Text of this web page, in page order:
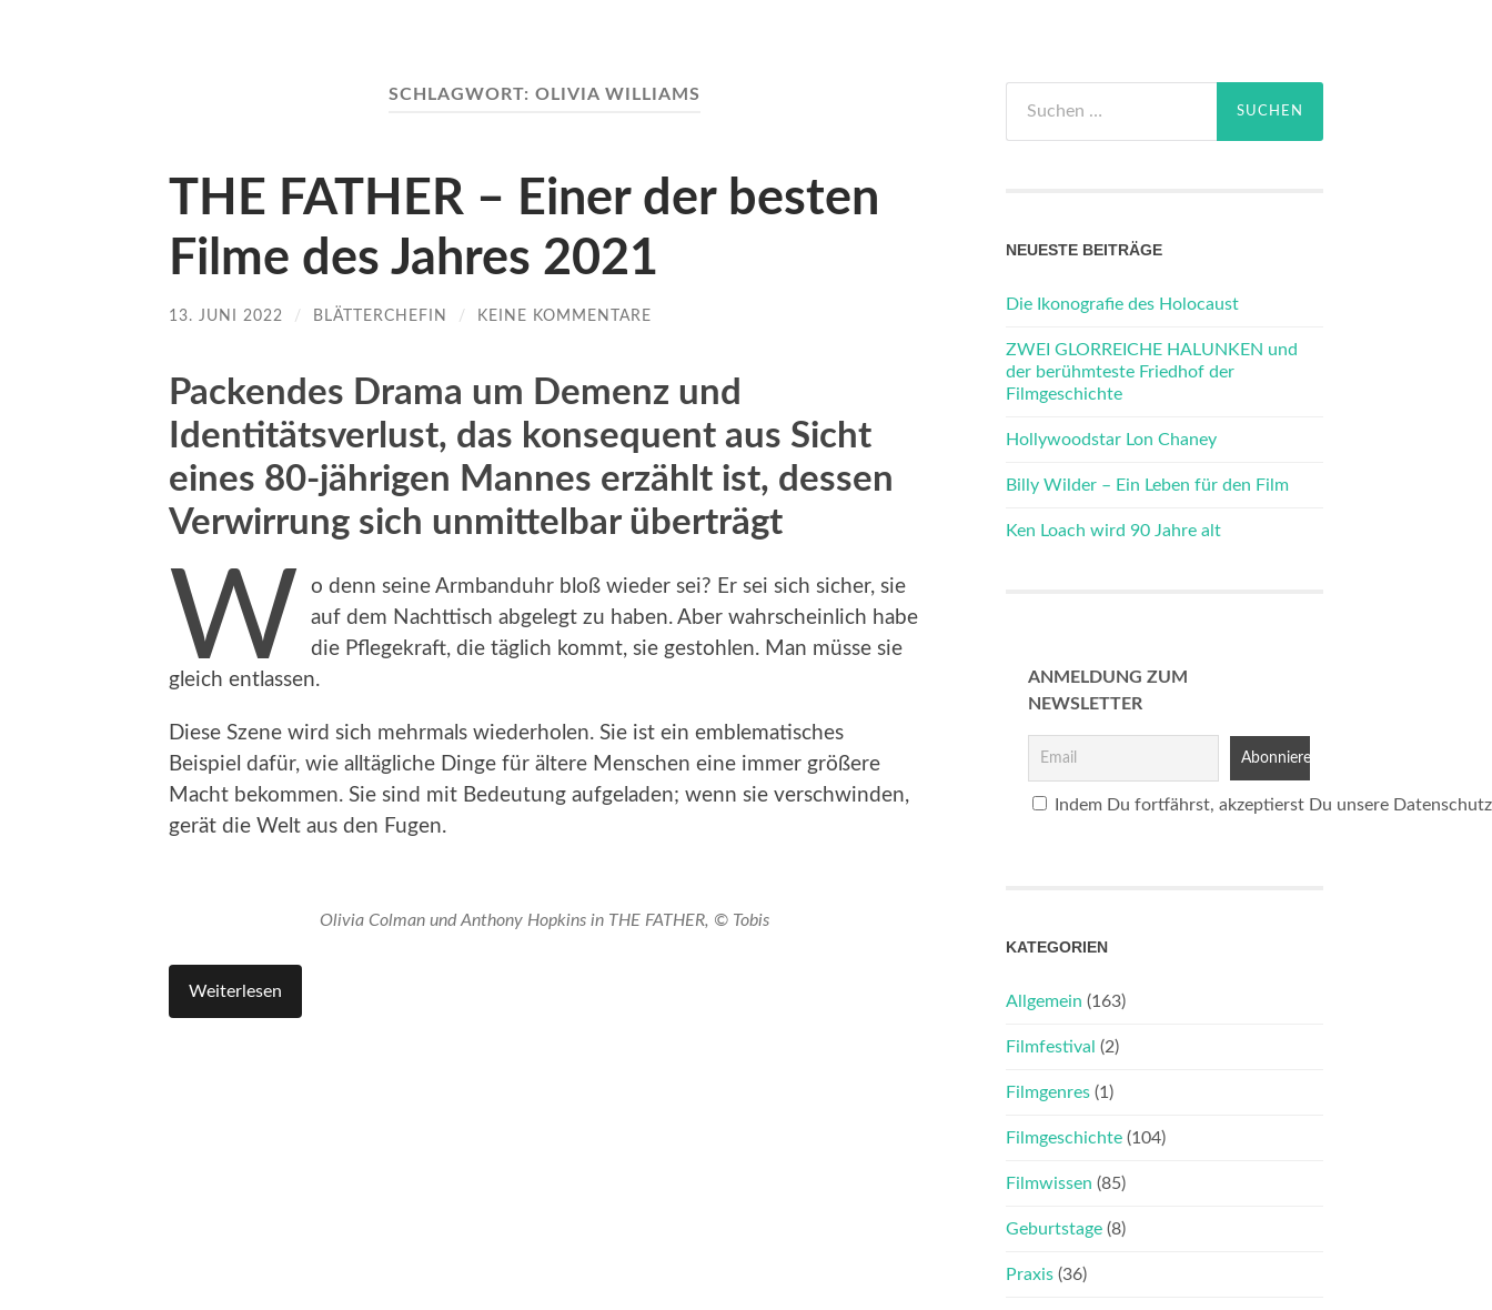
SCHLAGWORT: OLIVIA WILLIAMS
THE FATHER – Einer der besten
Filme des Jahres 2021
13. JUNI 2022 / BLÄTTERCHEFIN / KEINE KOMMENTARE
Packendes Drama um Demenz und
Identitätsverlust, das konsequent aus Sicht
eines 80-jährigen Mannes erzählt ist, dessen
Verwirrung sich unmittelbar überträgt
W
o denn seine Armbanduhr bloß wieder sei? Er sei sich sicher, sie
auf dem Nachttisch abgelegt zu haben. Aber wahrscheinlich habe
die Pflegekraft, die täglich kommt, sie gestohlen. Man müsse sie
gleich entlassen.
Diese Szene wird sich mehrmals wiederholen. Sie ist ein emblematisches
Beispiel dafür, wie alltägliche Dinge für ältere Menschen eine immer größere
Macht bekommen. Sie sind mit Bedeutung aufgeladen; wenn sie verschwinden,
gerät die Welt aus den Fugen.
Olivia Colman und Anthony Hopkins in THE FATHER, © Tobis
Weiterlesen
nach:
NEUESTE BEITRÄGE
Die Ikonografie des Holocaust
ZWEI GLORREICHE HALUNKEN und
der berühmteste Friedhof der
Filmgeschichte
Hollywoodstar Lon Chaney
Billy Wilder – Ein Leben für den Film
Ken Loach wird 90 Jahre alt
ANMELDUNG ZUM
NEWSLETTER
Indem Du fortfährst, akzeptierst Du unsere
KATEGORIEN
Allgemein (163)
Filmfestival (2)
Filmgenres (1)
Filmgeschichte (104)
Filmwissen (85)
Geburtstage (8)
Praxis (36)